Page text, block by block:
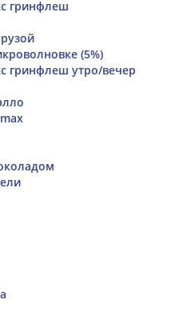
гринфлеш
(5%)
гринфлеш утро/вечер